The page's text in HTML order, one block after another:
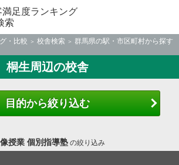
足度ランキング
索
・比較 校舎検索
群馬県の駅・市区町村から探す
桐生周辺の校舎
目的から絞り込む
授業 個別指導塾の絞り込み